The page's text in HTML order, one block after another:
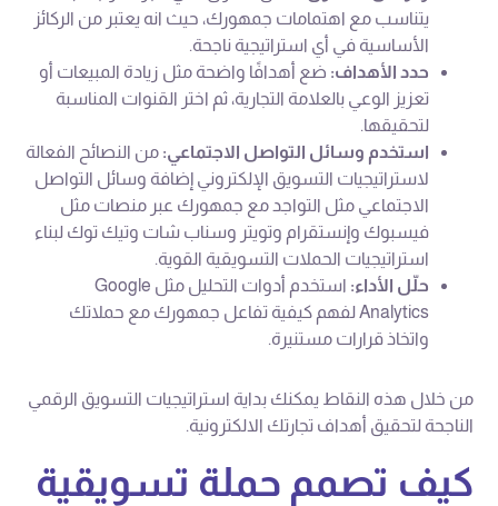
يتناسب مع اهتمامات جمهورك، حيث انه يعتبر من الركائز
الأساسية في أي استراتيجية ناجحة.
حدد الأهداف: ضع أهدافًا واضحة مثل زيادة المبيعات أو
تعزيز الوعي بالعلامة التجارية، ثم اختر القنوات المناسبة
لتحقيقها.
استخدم وسائل التواصل الاجتماعي: من النصائح الفعالة
لاستراتيجيات التسويق الإلكتروني إضافة وسائل التواصل
الاجتماعي مثل التواجد مع جمهورك عبر منصات مثل
فيسبوك وإنستقرام وتويتر وسناب شات وتيك توك لبناء
استراتيجيات الحملات التسويقية القوية.
حلّل الأداء:
استخدم أدوات التحليل مثل Google
Analytics لفهم كيفية تفاعل جمهورك مع حملاتك
واتخاذ قرارات مستنيرة.
من خلال هذه النقاط يمكنك بداية استراتيجيات التسويق الرقمي
الناجحة لتحقيق أهداف تجارتك الالكترونية.
كيف تصمم حملة تسويقية